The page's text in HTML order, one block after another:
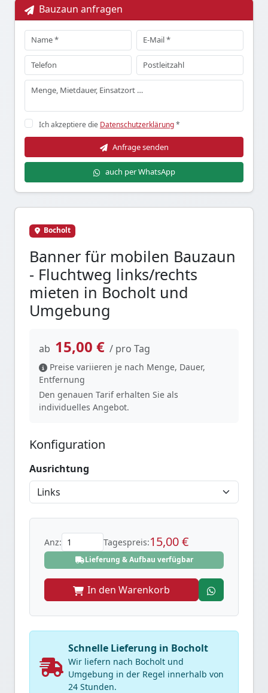
Bauzaun anfragen
Ich akzeptiere die Datenschutzerklärung*
Anfrage senden
auch per WhatsApp
Bocholt
Banner für mobilen Bauzaun
- Fluchtweg links/rechts
mieten in Bocholt und
Umgebung
ab 15,00 € / pro Tag
Preise variieren je nach Menge, Dauer,
Entfernung
Den genauen Tarif erhalten Sie als
individuelles Angebot.
Konfiguration
Ausrichtung
Anz: Tagespreis:15,00 €
Lieferung & Aufbau verfügbar
In den Warenkorb
Schnelle Lieferung in Bocholt
Wir liefern nach Bocholt und
Umgebung in der Regel innerhalb von
24 Stunden.